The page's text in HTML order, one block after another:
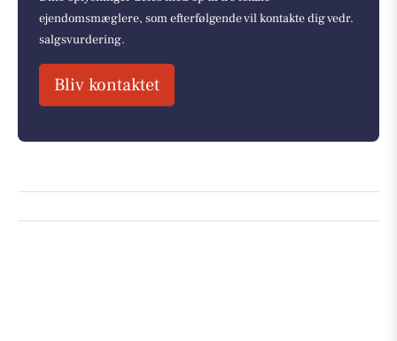
ejendomsmæglere, som efterfølgende vil kontakte dig vedr.
salgsvurdering.
Bliv kontaktet